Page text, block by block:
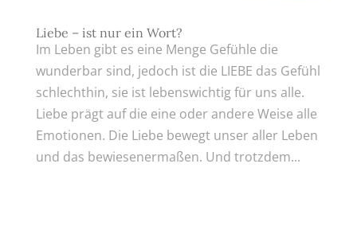
Liebe – ist nur ein Wort?
Im Leben gibt es eine Menge Gefühle die
wunderbar sind, jedoch ist die LIEBE das Gefühl
schlechthin, sie ist lebenswichtig für uns alle.
Liebe prägt auf die eine oder andere Weise alle
Emotionen. Die Liebe bewegt unser aller Leben
und das bewiesenermaßen. Und trotzdem...